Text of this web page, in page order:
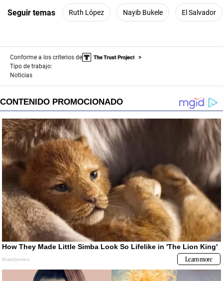
Seguir temas Ruth López Nayib Bukele El Salvador
Conforme a los criterios de
Tipo de trabajo:
Noticias